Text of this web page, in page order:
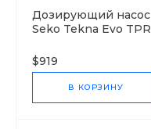
Дозирующий насос
Seko Tekna Evo TPR
$919
В КОРЗИНУ